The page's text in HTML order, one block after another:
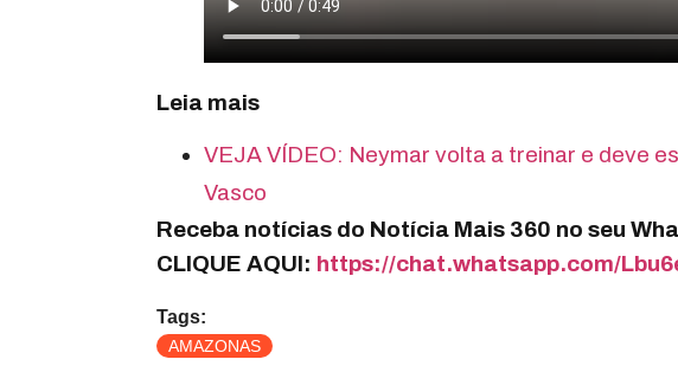
Leia mais
VEJA VÍDEO: Neymar volta a treinar e deve
Vasco
Receba notícias do Notícia Mais 360 no seu
CLIQUE AQUI: https://chat.whatsapp.com/
Tags:
AMAZONAS